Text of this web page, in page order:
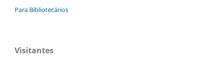
Para Bibliotecários
Visitantes